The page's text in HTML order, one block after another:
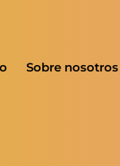
Sobre nosotros